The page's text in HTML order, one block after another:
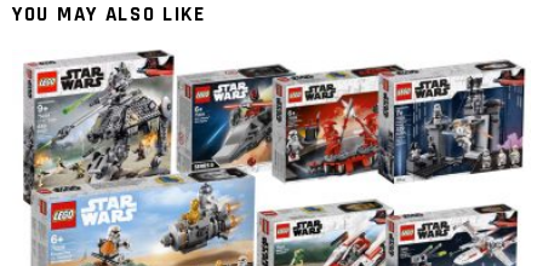
YOU MAY ALSO LIKE